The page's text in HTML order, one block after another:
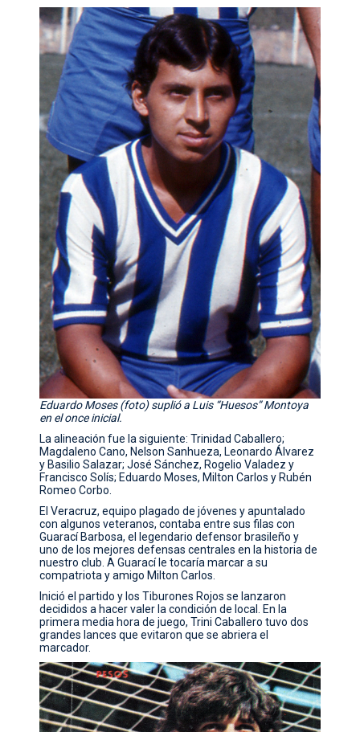
Eduardo Moses (foto) suplió a Luis “Huesos” Montoya
en el once inicial.
La alineación fue la siguiente: Trinidad Caballero;
Magdaleno Cano, Nelson Sanhueza, Leonardo Álvarez
y Basilio Salazar; José Sánchez, Rogelio Valadez y
Francisco Solís; Eduardo Moses, Milton Carlos y Rubén
Romeo Corbo.
El Veracruz, equipo plagado de jóvenes y apuntalado
con algunos veteranos, contaba entre sus filas con
Guarací Barbosa, el legendario defensor brasileño y
uno de los mejores defensas centrales en la historia de
nuestro club. A Guarací le tocaría marcar a su
compatriota y amigo Milton Carlos.
Inició el partido y los Tiburones Rojos se lanzaron
decididos a hacer valer la condición de local. En la
primera media hora de juego, Trini Caballero tuvo dos
grandes lances que evitaron que se abriera el
marcador.